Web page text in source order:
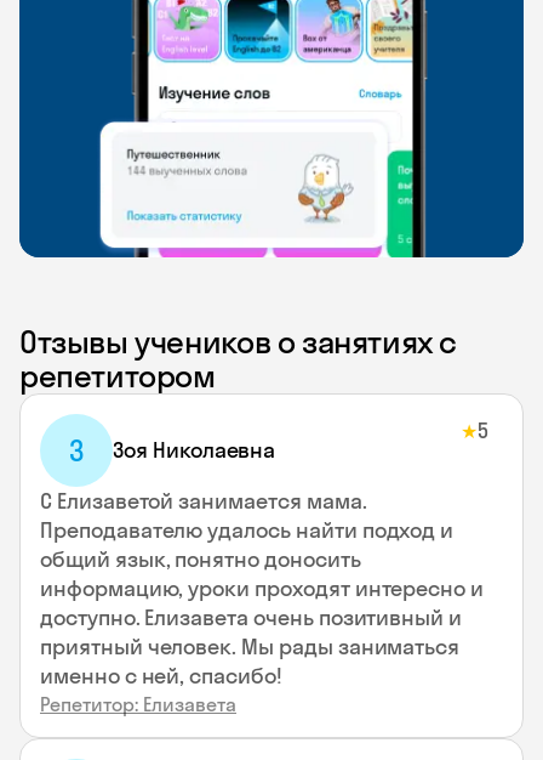
Отзывы учеников о занятиях с
репетитором
З Зоя Николаевна
★5
С Елизаветой занимается мама.
Преподавателю удалось найти подход и
общий язык, понятно доносить
информацию, уроки проходят интересно и
доступно. Елизавета очень позитивный и
приятный человек. Мы рады заниматься
именно с ней, спасибо!
Репетитор: Елизавета